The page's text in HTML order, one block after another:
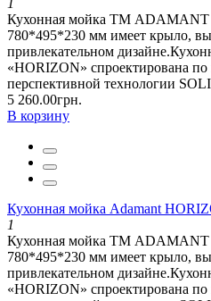
Кухонная мойка ТМ ADAMANT
780*495*230 мм имеет крыло,
привлекательном
«HORIZON» спроектирована
перспективной технологии
5 260.00грн.
В корзину
Кухонная мойка Adamant
1
Кухонная мойка ТМ ADAMANT
780*495*230 мм имеет крыло,
привлекательном
«HORIZON» спроектирована